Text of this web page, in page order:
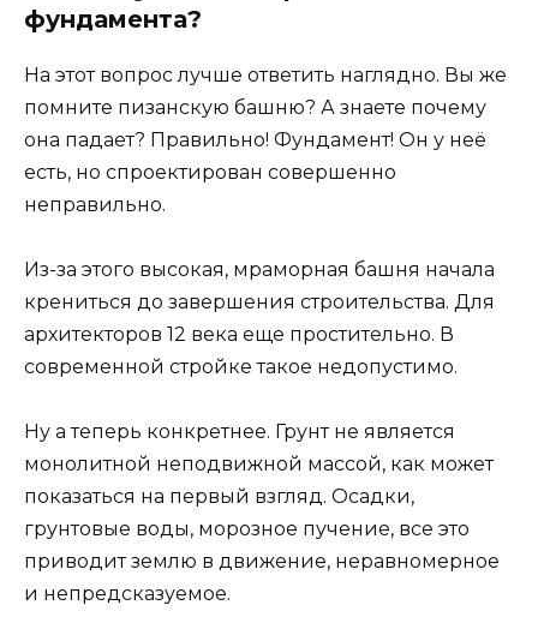
фундамента?
На этот вопрос лучше ответить наглядно. Вы же
помните пизанскую башню? А знаете почему
она падает? Правильно! Фундамент! Он у неё
есть, но спроектирован совершенно
неправильно.
Из-за этого высокая, мраморная башня начала
крениться до завершения строительства. Для
архитекторов 12 века еще простительно. В
современной стройке такое недопустимо.
Ну а теперь конкретнее. Грунт не является
монолитной неподвижной массой, как может
показаться на первый взгляд. Осадки,
грунтовые воды, морозное пучение, все это
приводит землю в движение, неравномерное
и непредсказуемое.